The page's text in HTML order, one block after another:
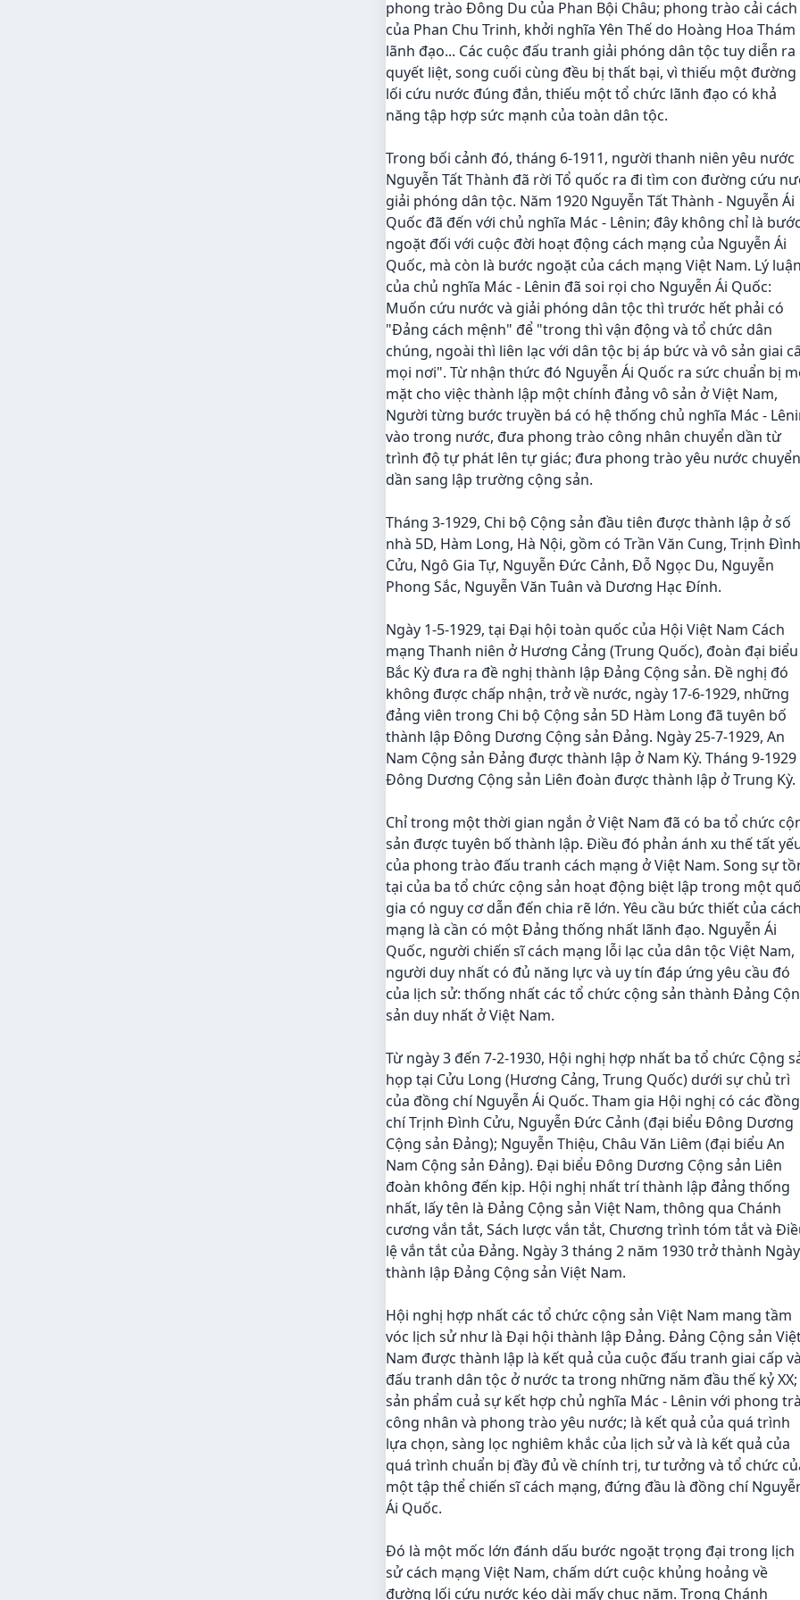
phong trào Đông Du của Phan Bội Châu; phong trào cải cách
của Phan Chu Trinh, khởi nghĩa Yên Thế do Hoàng Hoa Thám
lãnh đạo... Các cuộc đấu tranh giải phóng dân tộc tuy diễn ra
quyết liệt, song cuối cùng đều bị thất bại, vì thiếu một đường
lối cứu nước đúng đắn, thiếu một tổ chức lãnh đạo có khả
năng tập hợp sức mạnh của toàn dân tộc.
Trong bối cảnh đó, tháng 6-1911, người thanh niên yêu nước
Nguyễn Tất Thành đã rời Tổ quốc ra đi tìm con đường cứu
giải phóng dân tộc. Năm 1920 Nguyễn Tất Thành - Nguyễn Ái
Quốc đã đến với chủ nghĩa Mác - Lênin; đây không chỉ là bước
ngoặt đối với cuộc đời hoạt động cách mạng của Nguyễn Ái
Quốc, mà còn là bước ngoặt của cách mạng Việt Nam. Lý luận
của chủ nghĩa Mác - Lênin đã soi rọi cho Nguyễn Ái Quốc:
Muốn cứu nước và giải phóng dân tộc thì trước hết phải có
"Đảng cách mệnh" để "trong thì vận động và tổ chức dân
chúng, ngoài thì liên lạc với dân tộc bị áp bức và vô sản giai
mọi nơi". Từ nhận thức đó Nguyễn Ái Quốc ra sức chuẩn bị
mặt cho việc thành lập một chính đảng vô sản ở Việt Nam,
Người từng bước truyền bá có hệ thống chủ nghĩa Mác -
vào trong nước, đưa phong trào công nhân chuyển dần từ
trình độ tự phát lên tự giác; đưa phong trào yêu nước chuyển
dần sang lập trường cộng sản.
Tháng 3-1929, Chi bộ Cộng sản đầu tiên được thành lập ở số
nhà 5D, Hàm Long, Hà Nội, gồm có Trần Văn Cung, Trịnh Đình
Cửu, Ngô Gia Tự, Nguyễn Đức Cảnh, Đỗ Ngọc Du, Nguyễn
Phong Sắc, Nguyễn Văn Tuân và Dương Hạc Đính.
Ngày 1-5-1929, tại Đại hội toàn quốc của Hội Việt Nam Cách
mạng Thanh niên ở Hương Cảng (Trung Quốc), đoàn đại biểu
Bắc Kỳ đưa ra đề nghị thành lập Đảng Cộng sản. Đề nghị đó
không được chấp nhận, trở về nước, ngày 17-6-1929, những
đảng viên trong Chi bộ Cộng sản 5D Hàm Long đã tuyên bố
thành lập Đông Dương Cộng sản Đảng. Ngày 25-7-1929, An
Nam Cộng sản Đảng được thành lập ở Nam Kỳ. Tháng 9-1929
Đông Dương Cộng sản Liên đoàn được thành lập ở Trung Kỳ.
Chỉ trong một thời gian ngắn ở Việt Nam đã có ba tổ chức
sản được tuyên bố thành lập. Điều đó phản ánh xu thế tất
của phong trào đấu tranh cách mạng ở Việt Nam. Song sự
tại của ba tổ chức cộng sản hoạt động biệt lập trong một
gia có nguy cơ dẫn đến chia rẽ lớn. Yêu cầu bức thiết của cách
mạng là cần có một Đảng thống nhất lãnh đạo. Nguyễn Ái
Quốc, người chiến sĩ cách mạng lỗi lạc của dân tộc Việt Nam,
người duy nhất có đủ năng lực và uy tín đáp ứng yêu cầu đó
của lịch sử: thống nhất các tổ chức cộng sản thành Đảng
sản duy nhất ở Việt Nam.
Từ ngày 3 đến 7-2-1930, Hội nghị hợp nhất ba tổ chức Cộng
họp tại Cửu Long (Hương Cảng, Trung Quốc) dưới sự chủ trì
của đồng chí Nguyễn Ái Quốc. Tham gia Hội nghị có các đồng
chí Trịnh Đình Cửu, Nguyễn Đức Cảnh (đại biểu Đông Dương
Cộng sản Đảng); Nguyễn Thiệu, Châu Văn Liêm (đại biểu An
Nam Cộng sản Đảng). Đại biểu Đông Dương Cộng sản Liên
đoàn không đến kịp. Hội nghị nhất trí thành lập đảng thống
nhất, lấy tên là Đảng Cộng sản Việt Nam, thông qua Chánh
cương vắn tắt, Sách lược vắn tắt, Chương trình tóm tắt và
lệ vắn tắt của Đảng. Ngày 3 tháng 2 năm 1930 trở thành Ngày
thành lập Đảng Cộng sản Việt Nam.
Hội nghị hợp nhất các tổ chức cộng sản Việt Nam mang tầm
vóc lịch sử như là Đại hội thành lập Đảng. Đảng Cộng sản
Nam được thành lập là kết quả của cuộc đấu tranh giai cấp và
đấu tranh dân tộc ở nước ta trong những năm đầu thế kỷ XX;
sản phẩm cuả sự kết hợp chủ nghĩa Mác - Lênin với phong
công nhân và phong trào yêu nước; là kết quả của quá trình
lựa chọn, sàng lọc nghiêm khắc của lịch sử và là kết quả của
quá trình chuẩn bị đầy đủ về chính trị, tư tưởng và tổ chức
một tập thể chiến sĩ cách mạng, đứng đầu là đồng chí
Ái Quốc.
Đó là một mốc lớn đánh dấu bước ngoặt trọng đại trong lịch
sử cách mạng Việt Nam, chấm dứt cuộc khủng hoảng về
đường lối cứu nước kéo dài mấy chục năm. Trong Chánh